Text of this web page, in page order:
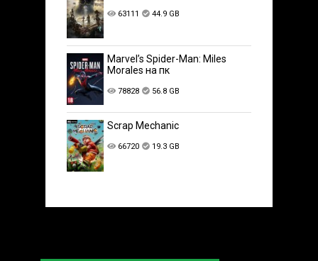
63111 44.9 GB
Marvel’s Spider-Man: Miles
Morales на пк
78828 56.8 GB
Scrap Mechanic
66720 19.3 GB